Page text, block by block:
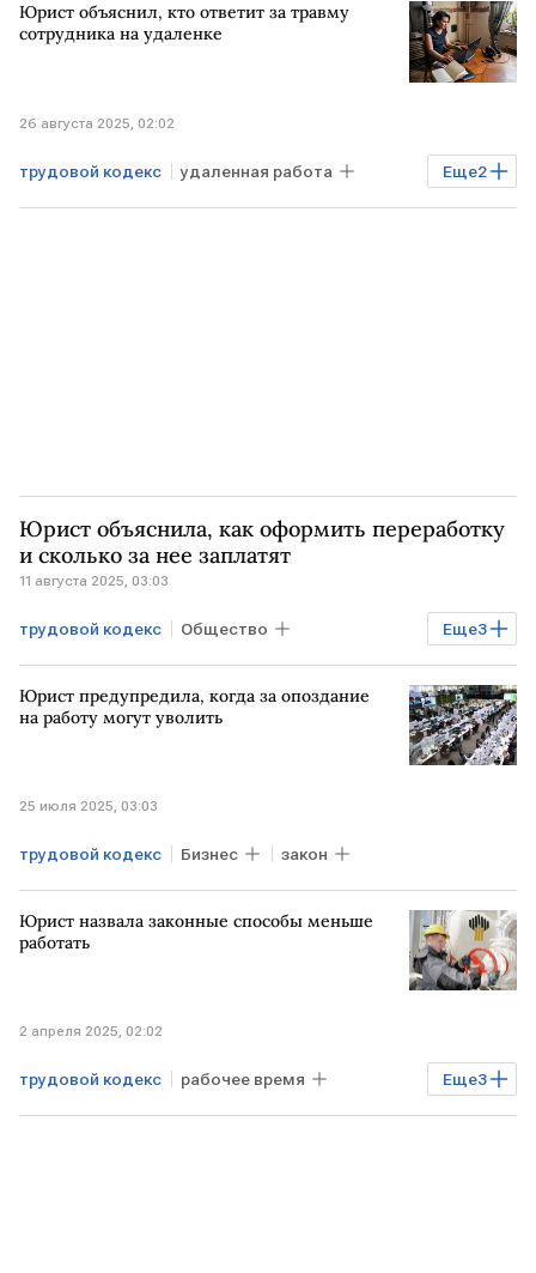
Юрист объяснил, кто ответит за травму
сотрудника на удаленке
26 августа 2025, 02:02
Еще2
трудовой кодекс удаленная работа
Общество Социальный фонд
Юрист объяснила, как оформить переработку
и сколько за нее заплатят
11 августа 2025, 03:03
Еще3
трудовой кодекс Общество
рынок труда юрист работа
Юрист предупредила, когда за опоздание
на работу могут уволить
25 июля 2025, 03:03
трудовой кодекс Бизнес закон
Юрист назвала законные способы меньше
работать
2 апреля 2025, 02:02
Еще3
трудовой кодекс рабочее время
рабочий день Общество РФ